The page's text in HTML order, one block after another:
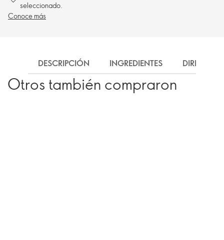
seleccionado.
Conoce más
DESCRIPCIÓN INGREDIENTES
Otros también compraron